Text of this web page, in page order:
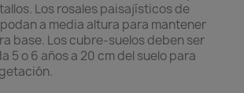
Los rosales paisajísticos de
a media altura para mantener
base. Los cubre-suelos deben ser
5 o 6 años a 20 cm del suelo para